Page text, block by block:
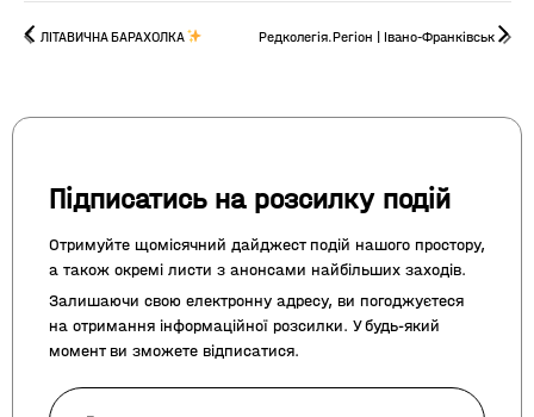
ЛІТАВИЧНА БАРАХОЛКА Редколегія.Регіон | Івано-Франківськ
Підписатись на розсилку подій
Отримуйте щомісячний дайджест подій нашого простору,
а також окремі листи з анонсами найбільших заходів.
Залишаючи свою електронну адресу, ви погоджуєтеся
на отримання інформаційної розсилки. У будь-який
момент ви зможете відписатися.